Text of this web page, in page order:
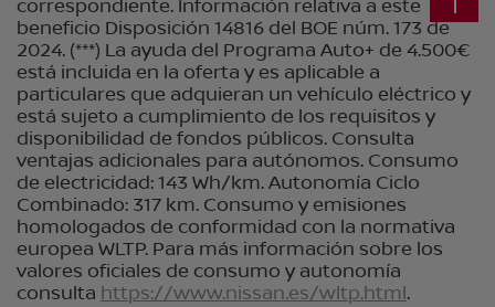
correspondiente. Información relativa a este
beneficio Disposición 14816 del BOE núm. 173 de
2024. (***) La ayuda del Programa Auto+ de 4.500€
está incluida en la oferta y es aplicable a
particulares que adquieran un vehículo eléctrico y
está sujeto a cumplimiento de los requisitos y
disponibilidad de fondos públicos. Consulta
ventajas adicionales para autónomos. Consumo
de electricidad: 143 Wh/km. Autonomía Ciclo
Combinado: 317 km. Consumo y emisiones
homologados de conformidad con la normativa
europea WLTP. Para más información sobre los
valores oficiales de consumo y autonomía
consulta https://www.nissan.es/wltp.html.